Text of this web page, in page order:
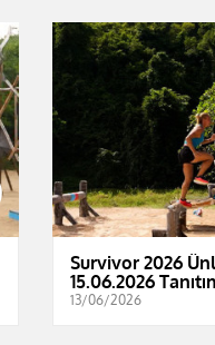
Survivor 2026
15.06.2026
13/06/2026